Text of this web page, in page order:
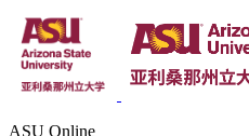
ASU Online